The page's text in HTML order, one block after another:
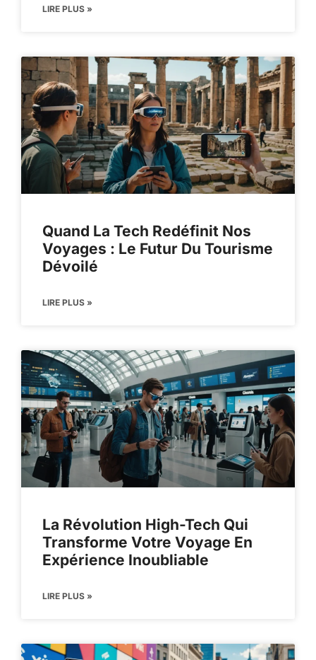
LIRE PLUS »
Quand La Tech Redéfinit Nos
Voyages : Le Futur Du Tourisme
Dévoilé
LIRE PLUS »
La Révolution High-Tech Qui
Transforme Votre Voyage En
Expérience Inoubliable
LIRE PLUS »